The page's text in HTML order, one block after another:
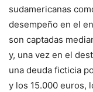
sudamericanas
desempeño en el
son captadas
y, una vez en el
una deuda ficticia
y los 15.000 euros,